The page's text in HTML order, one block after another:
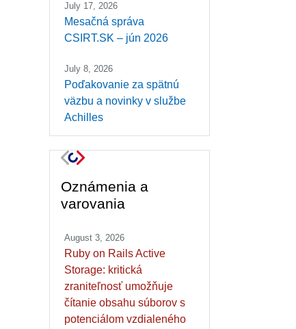
July 17, 2026
Mesačná správa
CSIRT.SK – jún 2026
July 8, 2026
Poďakovanie za spätnú
väzbu a novinky v službe
Achilles
Oznámenia a
varovania
August 3, 2026
Ruby on Rails Active
Storage: kritická
zraniteľnosť umožňuje
čítanie obsahu súborov s
potenciálom vzdialeného